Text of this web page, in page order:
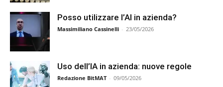
Posso utilizzare l’AI in azienda?
Massimiliano Cassinelli - 23/05/2026
Uso dell’IA in azienda: nuove regole
Redazione BitMAT - 09/05/2026